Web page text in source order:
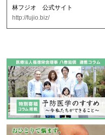
林フジオ 公式サイト
http://fujio.biz/